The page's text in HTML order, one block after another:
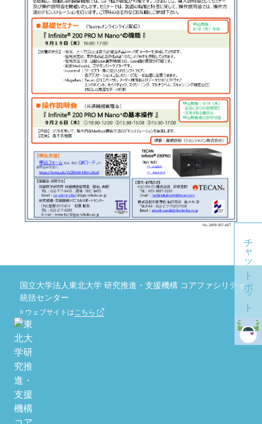
チャットボット
国立大学法人東北大学 研究推進・支援機構 コアファシリティ
統括センター
ウェブサイトはこちら